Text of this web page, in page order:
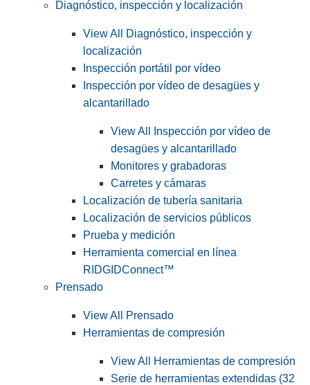
Diagnóstico, inspección y localización
View All Diagnóstico, inspección y
localización
Inspección portátil por vídeo
Inspección por vídeo de desagües y
alcantarillado
View All Inspección por vídeo de
desagües y alcantarillado
Monitores y grabadoras
Carretes y cámaras
Localización de tubería sanitaria
Localización de servicios públicos
Prueba y medición
Herramienta comercial en línea
RIDGIDConnect™
Prensado
View All Prensado
Herramientas de compresión
View All Herramientas de compresión
Serie de herramientas extendidas (32